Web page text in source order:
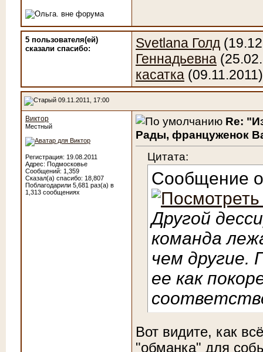
5 пользователя(ей)
сказали cпасибо:
Svetlana Голд
Геннадьевна
касатка
09.11.2011, 17:00
Виктор
Местный
Регистрация: 19.08.2011
Адрес: Подмосковье
Сообщений: 1,359
Сказал(а) спасибо: 18,807
Поблагодарили 5,681 раз(а) в
1,313 сообщениях
Re:
Рады, француженок
Цитата:
Сообщение
Другой
команда
чем другие.
ее как
Вот видите, как
"обманка" для